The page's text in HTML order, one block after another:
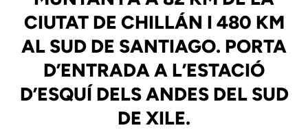
CIUTAT DE CHILLÁN I 480 KM
AL SUD DE SANTIAGO. PORTA
D’ENTRADA A L’ESTACIÓ
D’ESQUÍ DELS ANDES DEL SUD
DE XILE.